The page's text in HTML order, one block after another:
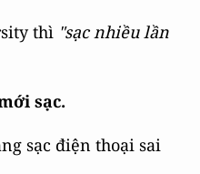
thì "sạc nhiều lần
sạc.